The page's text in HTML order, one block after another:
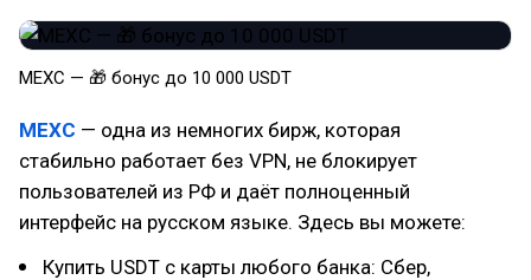
MEXC — 🎁 бонус до 10 000 USDT
MEXC — одна из немногих бирж, которая
стабильно работает без VPN, не блокирует
пользователей из РФ и даёт полноценный
интерфейс на русском языке. Здесь вы можете:
Купить USDT с карты любого банка: Сбер,